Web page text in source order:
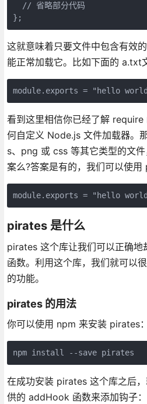
  // 省略部分代码
};
这就意味着只要文件中包含有效
能正常加载它。比如下面的 a.txt
module.exports = "hello
看到这里相信你已经了解 require
何自定义 Node.js 文件加载器。
s、png 或 css 等其它类型的文
案么?答案是有的，我们可以使用
module.exports = "hello
pirates 是什么
pirates 这个库让我们可以正确
函数。利用这个库，我们就可以
的功能。
pirates 的用法
你可以使用 npm 来安装 pirates：
npm install --save pirates
在成功安装 pirates 这个库之后
供的 addHook 函数来添加钩子：